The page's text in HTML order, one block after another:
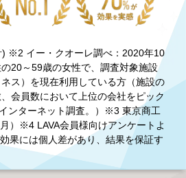
※2 イー・クオーレ調べ：2020年10
20～59歳の女性で、調査対象施設
ネス）を現在利用している方（施設の
会員数において上位の会社をピック
ンターネット調査。）※3 東京商工
）※4 LAVA会員様向けアンケートよ
果には個人差があり、結果を保証す